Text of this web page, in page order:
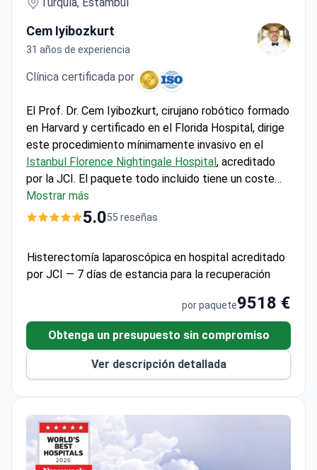
Cem Iyibozkurt
31 años de experiencia
Clínica certificada por
El Prof. Dr. Cem Iyibozkurt, cirujano robótico formado
en Harvard y certificado en el Florida Hospital, dirige
este procedimiento mínimamente invasivo en el
Istanbul Florence Nightingale Hospital , acreditado
por la JCI. El paquete todo incluido tiene un coste
aproximado de 10.000$, que cubre la patología por
congelación hasta 900$ y materiales especiales
postoperatorios. La clínica ofrece traslados
gratuitos al aeropuerto y servicios de traducción
Mostrar más
5.055 reseñas
Histerectomía laparoscópica en hospital acreditado
por JCI — 7 días de estancia para la recuperación
por paquete9518 €
Obtenga un presupuesto sin compromiso
Ver descripción detallada